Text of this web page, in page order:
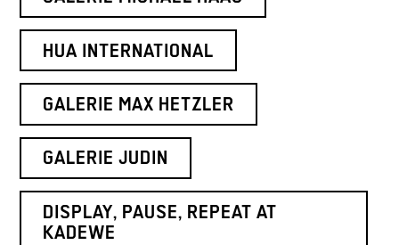
HUA INTERNATIONAL
GALERIE MAX HETZLER
GALERIE JUDIN
DISPLAY, PAUSE, REPEAT AT
KADEWE